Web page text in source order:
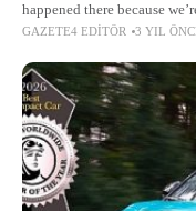
happened there because
knowing the consequences
GAZETE4 EDITÖR 3 YIL